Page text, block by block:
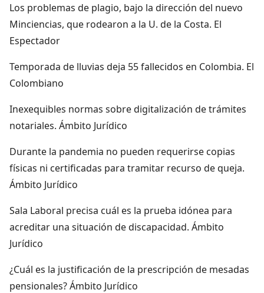
Los problemas de plagio, bajo la dirección del nuevo
Minciencias, que rodearon a la U. de la Costa. El
Espectador
Temporada de lluvias deja 55 fallecidos en Colombia. El
Colombiano
Inexequibles normas sobre digitalización de trámites
notariales. Ámbito Jurídico
Durante la pandemia no pueden requerirse copias
físicas ni certificadas para tramitar recurso de queja.
Ámbito Jurídico
Sala Laboral precisa cuál es la prueba idónea para
acreditar una situación de discapacidad. Ámbito
Jurídico
¿Cuál es la justificación de la prescripción de mesadas
pensionales? Ámbito Jurídico